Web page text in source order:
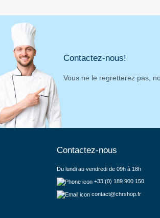
Contactez-nous!
Vous ne le regretterez pas,
Contactez-nous
Du lundi au vendredi de 09h à 18h
+33 (0) 189 900 150
contact@chrshop.fr